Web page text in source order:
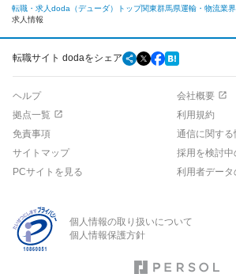
転職・求人doda（デューダ）トップ関東群馬県運輸・物流業界
求人情報
転職サイト dodaをシェア
ヘルプ
会社概要
拠点一覧
利用規約
免責事項
通信に関す
サイトマップ
採用を検討中
PCサイトを見る
利用者デー
個人情報の取り扱いについて
個人情報保護方針